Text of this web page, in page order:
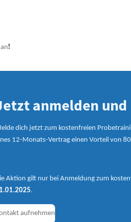
anmelden
dich jetzt zum kostenfreien
12-Monats-Vertrag einen Vorteil von
Aktion gilt nur bei Anmeldung zum
.
aufnehmen